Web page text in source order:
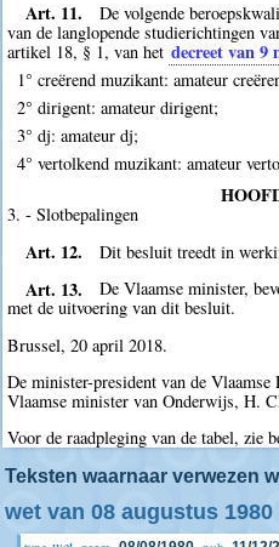
Art. 11.
De volgende
van de langlopende studierichtingen
artikel 18, § 1, van het decreet van 9
1° creërend muzikant: amateur
2° dirigent: amateur dirigent;
3° dj: amateur dj;
4° vertolkend muzikant: amateur
3. - Slotbepalingen
Art. 12. Dit besluit treedt in
Art. 13.
De Vlaamse minister,
met de uitvoering van dit besluit.
Brussel, 20 april 2018.
De minister-president van de
Vlaamse minister van Onderwijs, H.
Voor de raadpleging van de tabel, zie
Teksten waarnaar verwezen
wet van 08 augustus 1980